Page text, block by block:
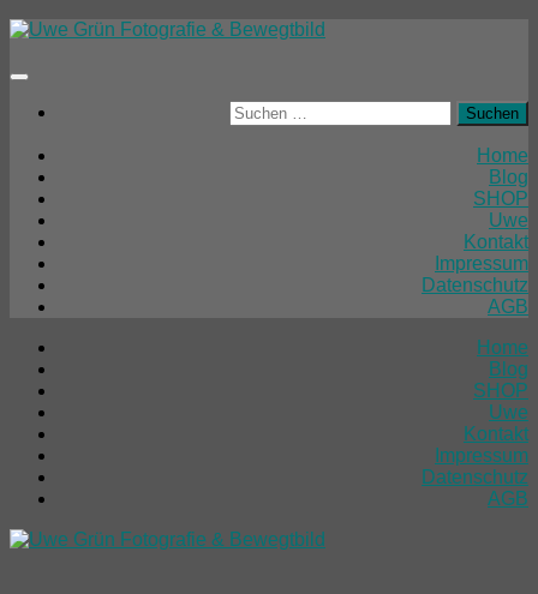
Unter
Inhalt
Suchen
nach:
Home
Blog
SHOP
Uwe
Kontakt
Impressum
Datenschutz
AGB
Home
Blog
SHOP
Uwe
Kontakt
Impressum
Datenschutz
AGB